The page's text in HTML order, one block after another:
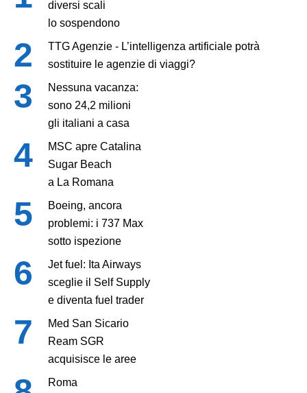
diversi scali
lo sospendono
TTG Agenzie - L’intelligenza artificiale potrà
sostituire le agenzie di viaggi?
Nessuna vacanza:
sono 24,2 milioni
gli italiani a casa
MSC apre Catalina
Sugar Beach
a La Romana
Boeing, ancora
problemi: i 737 Max
sotto ispezione
Jet fuel: Ita Airways
sceglie il Self Supply
e diventa fuel trader
Med San Sicario
Ream SGR
acquisisce le aree
Roma